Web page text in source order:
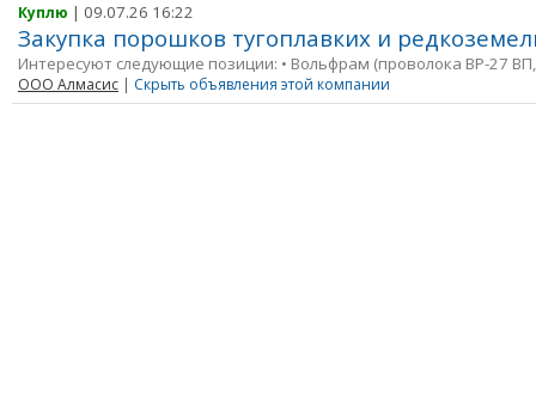
Куплю | 09.07.26 16:22
Закупка порошков тугоплавких и
Интересуют следующие позиции: • Вольфрам (проволока ВР-27
ООО Алмасис | Скрыть объявления этой компании